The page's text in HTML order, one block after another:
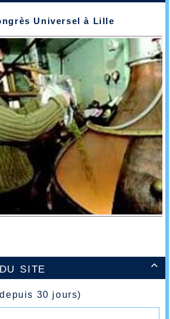
Universel à Lille

site
30 jours)